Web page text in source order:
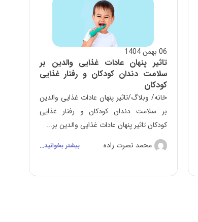
06 بهمن 1404
تاثیر پنهان عادات غذایی والدین بر
سلامت دندان کودکان و رفتار غذایی
کودکان
خانه/ وبلاگ/تاثیر پنهان عادات غذایی والدین
بر سلامت دندان کودکان و رفتار غذایی
کودکان تاثیر پنهان عادات غذایی والدین بر...
محمد نصرت زاده
بیشتر بخوانید...